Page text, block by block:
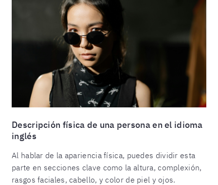
Descripción física de una persona en el idioma
inglés
Al hablar de la apariencia física, puedes dividir esta
parte en secciones clave como la altura, complexión,
rasgos faciales, cabello, y color de piel y ojos.